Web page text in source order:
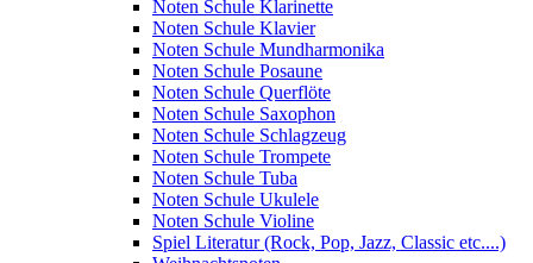
Noten Schule Klarinette
Noten Schule Klavier
Noten Schule Mundharmonika
Noten Schule Posaune
Noten Schule Querflöte
Noten Schule Saxophon
Noten Schule Schlagzeug
Noten Schule Trompete
Noten Schule Tuba
Noten Schule Ukulele
Noten Schule Violine
Spiel Literatur (Rock, Pop, Jazz, Classic etc....)